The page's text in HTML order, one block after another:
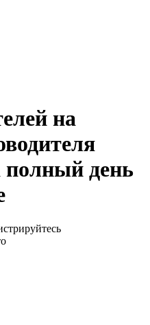
на
полный день